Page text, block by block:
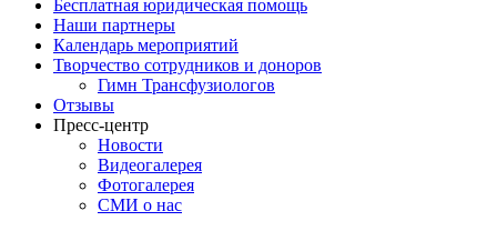
Бесплатная юридическая помощь
Наши партнеры
Календарь мероприятий
Творчество сотрудников и доноров
Гимн Трансфузиологов
Отзывы
Пресс-центр
Новости
Видеогалерея
Фотогалерея
СМИ о нас